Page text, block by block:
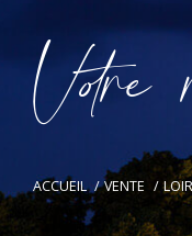
Vore
ACCUEIL VENTE